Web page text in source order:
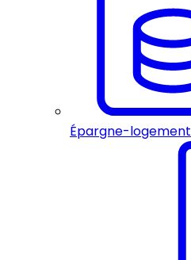
Épargne-logement